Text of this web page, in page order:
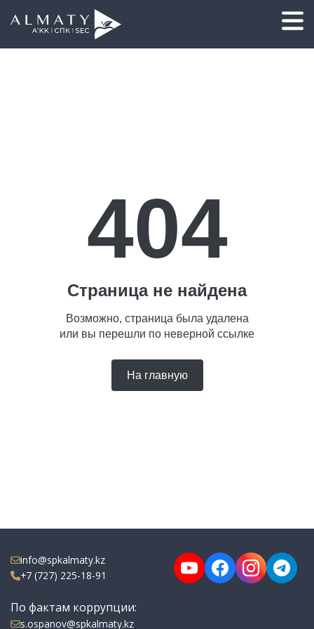
404
Страница не найдена
Возможно, страница была удалена
или вы перешли по неверной ссылке
На главную
info@spkalmaty.kz
+7 (727) 225-18-91
По фактам коррупции:
s.ospanov@spkalmaty.kz